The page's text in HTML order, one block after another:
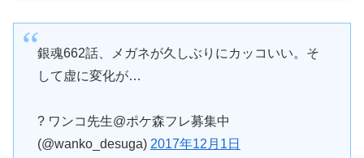
銀魂662話、メガネが久しぶりにカッコいい。そ
して虚に変化が…
? ワンコ先生@ポケ森フレ募集中
(@wanko_desuga) 2017年12月1日